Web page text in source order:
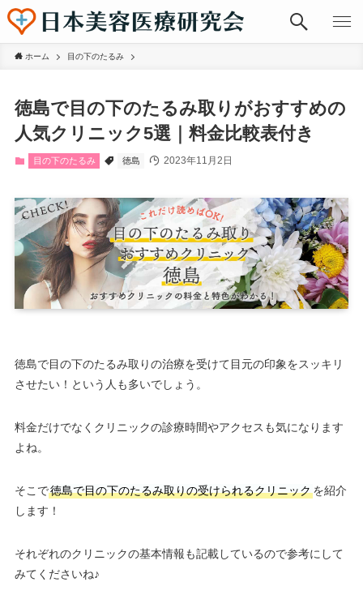
ホーム 目の下のたるみ
徳島で目の下のたるみ取りがおすすめの
人気クリニック5選｜料金比較表付き
目の下のたるみ 徳島 2023年11月2日
徳島で目の下のたるみ取りの治療を受けて目元の印象をスッキリ
させたい！という人も多いでしょう。
料金だけでなくクリニックの診療時間やアクセスも気になります
よね。
そこで徳島で目の下のたるみ取りの受けられるクリニックを紹介
します！
それぞれのクリニックの基本情報も記載しているので参考にして
みてくださいね♪